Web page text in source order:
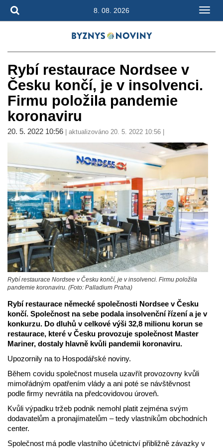
8. 08. 2026
Rybí restaurace Nordsee v
Česku končí, je v insolvenci.
Firmu položila pandemie
koronaviru
20. 5. 2022 10:56 | aktualizováno 20. 5. 2022 10:56 |
Rybí restaurace Nordsee v Česku končí, je v insolvenci. Firmu položila
pandemie koronaviru. (Foto: Palladium Praha)
Rybí restaurace německé společnosti Nordsee v Česku
končí. Společnost na sebe podala insolvenční řízení a je v
konkurzu. Do dluhů v celkové výši 32,8 milionu korun se
restaurace, které v Česku provozuje společnost Master
Mariner, dostaly hlavně kvůli pandemii koronaviru.
Upozornily na to Hospodářské noviny.
Během covidu společnost musela uzavřít provozovny kvůli
mimořádným opatřením vlády a ani poté se návštěvnost
podle firmy nevrátila na předcovidovou úroveň.
Kvůli výpadku tržeb podnik nemohl platit zejména svým
dodavatelům a pronajímatelům – tedy vlastníkům obchodních
center.
Společnost má podle vlastního účetnictví přibližně závazky v